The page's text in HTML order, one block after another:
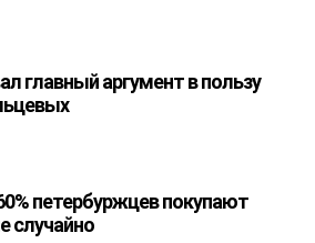
главный аргумент в пользу
петербуржцев покупают
случайно